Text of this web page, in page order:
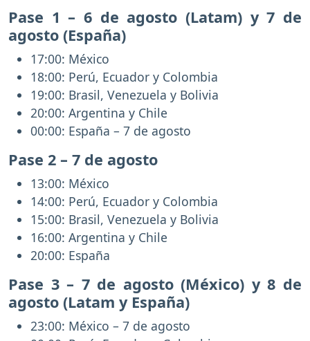
Pase 1 – 6 de agosto (Latam) y 7 de
agosto (España)
17:00: México
18:00: Perú, Ecuador y Colombia
19:00: Brasil, Venezuela y Bolivia
20:00: Argentina y Chile
00:00: España – 7 de agosto
Pase 2 – 7 de agosto
13:00: México
14:00: Perú, Ecuador y Colombia
15:00: Brasil, Venezuela y Bolivia
16:00: Argentina y Chile
20:00: España
Pase 3 – 7 de agosto (México) y 8 de
agosto (Latam y España)
23:00: México – 7 de agosto